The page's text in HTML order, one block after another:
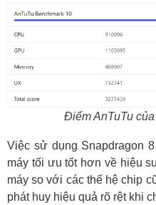
Điểm AnTuTu
Việc sử dụng Snapdragon
máy tối ưu tốt hơn về hiệu
máy so với các thế hệ chip
phát huy hiệu quả rõ rệt khi